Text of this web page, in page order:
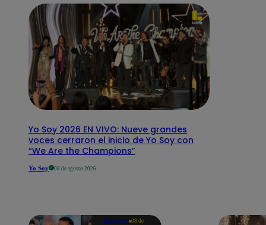
Yo Soy 2026 EN VIVO: Nueve grandes
voces cerraron el inicio de Yo Soy con
“We Are the Champions”
Yo Soy 08 de agosto 2026
Deportes 08 de